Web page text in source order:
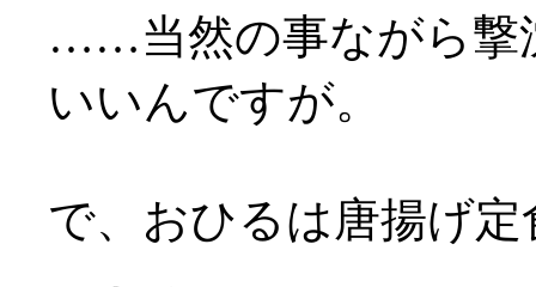
……当然の事ながら撃
いいんですが。
で、おひるは唐揚げ